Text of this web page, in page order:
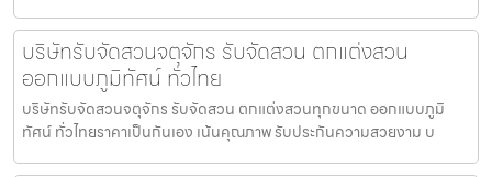
บริษัทรับจัดสวนจตุจักร รับจัดสวน ตกแต่งสวน
ออกแบบภูมิทัศน์ ทั่วไทย
บริษัทรับจัดสวนจตุจักร รับจัดสวน ตกแต่งสวนทุกขนาด ออกแบบภูมิ
ทัศน์ ทั่วไทยราคาเป็นกันเอง เน้นคุณภาพ รับประกันความสวยงาม บ